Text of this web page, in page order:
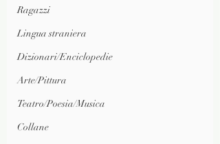
Ragazzi
Lingua straniera
Dizionari/Enciclopedie
Arte/Pittura
Teatro/Poesia/Musica
Collane